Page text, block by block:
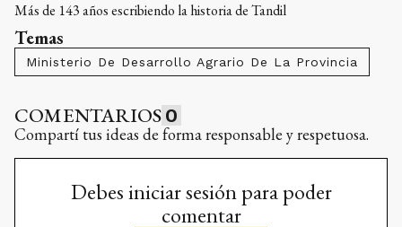
Más de 143 años escribiendo la historia de Tandil
Temas
Ministerio De Desarrollo Agrario De La Provincia
COMENTARIOS 0
Compartí tus ideas de forma responsable y respetuosa.
Debes iniciar sesión para poder
comentar